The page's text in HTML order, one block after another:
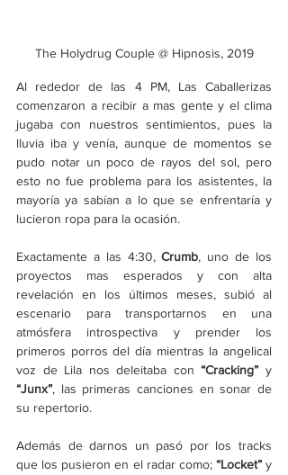
The Holydrug Couple @ Hipnosis, 2019
Al rededor de las 4 PM, Las Caballerizas
comenzaron a recibir a mas gente y el clima
jugaba con nuestros sentimientos, pues la
lluvia iba y venía, aunque de momentos se
pudo notar un poco de rayos del sol, pero
esto no fue problema para los asistentes, la
mayoría ya sabían a lo que se enfrentaría y
lucieron ropa para la ocasión.
Exactamente a las 4:30, Crumb, uno de los
proyectos mas esperados y con alta
revelación en los últimos meses, subió al
escenario para transportarnos en una
atmósfera introspectiva y prender los
primeros porros del día mientras la angelical
voz de Lila nos deleitaba con “Cracking”
“Junx”, las primeras canciones en sonar de
su repertorio.
Además de darnos un pasó por los tracks
que los pusieron en el radar como; “Locket”